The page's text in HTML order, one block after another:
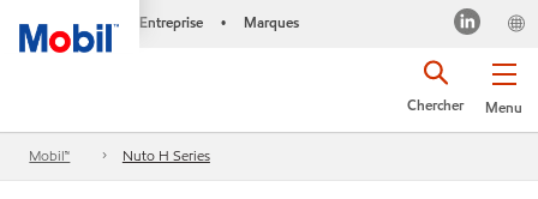
Entreprise • Marques
Menu
Chercher
Mobil™ Nuto H Series